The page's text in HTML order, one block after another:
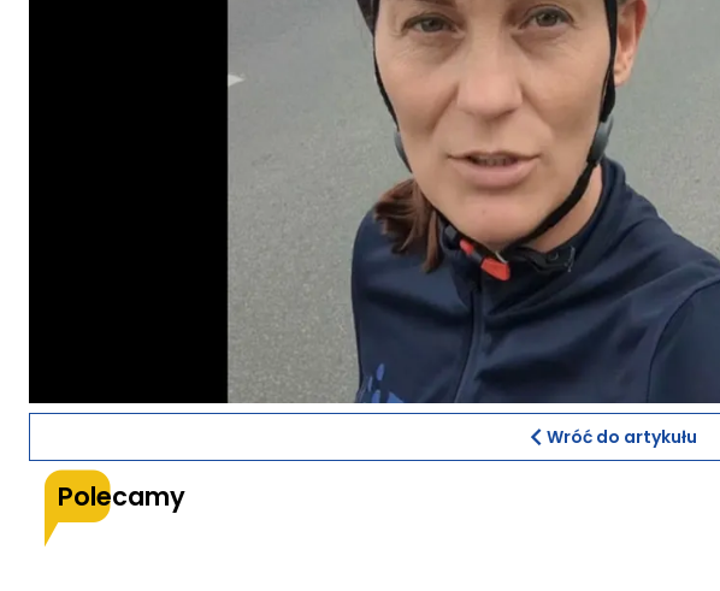
Wróć do artykułu
Polecamy